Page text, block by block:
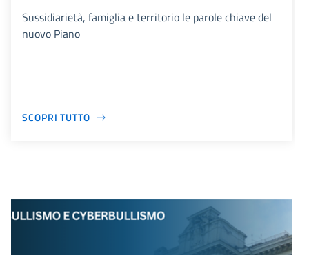
Sussidiarietà, famiglia e territorio le parole chiave del
nuovo Piano
SCOPRI TUTTO